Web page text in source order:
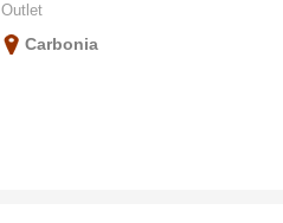
Outlet
Carbonia